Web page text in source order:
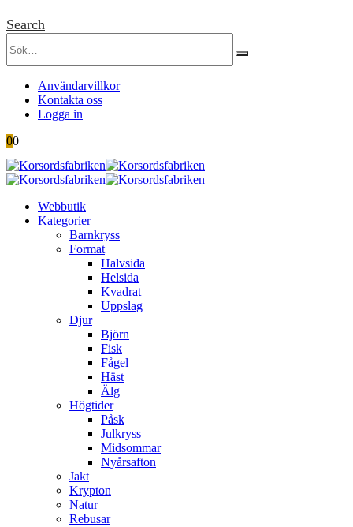
Search
Användarvillkor
Kontakta oss
Logga in
00
Webbutik
Kategorier
Barnkryss
Format
Halvsida
Helsida
Kvadrat
Uppslag
Djur
Björn
Fisk
Fågel
Häst
Älg
Högtider
Påsk
Julkryss
Midsommar
Nyårsafton
Jakt
Krypton
Natur
Rebusar